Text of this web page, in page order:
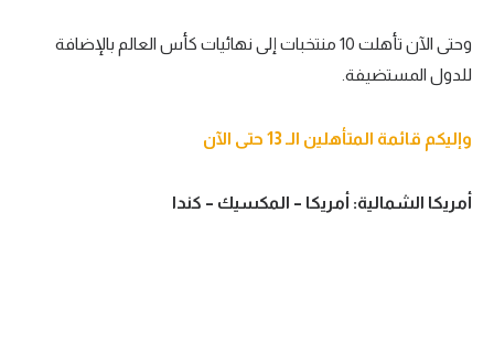
وحتى الآن تأهلت 10 منتخبات إلى نهائيات كأس العالم بالإضافة
للدول المستضيفة.
وإليكم قائمة المتأهلين الـ 13 حتى الآن
أمريكا الشمالية: أمريكا – المكسيك – كندا